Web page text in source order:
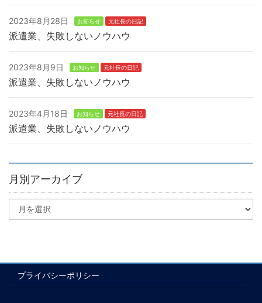
2023年8月28日 お知らせ 元社長の日記
派遣業、失敗しないノウハウ
2023年8月9日 お知らせ 元社長の日記
派遣業、失敗しないノウハウ
2023年4月18日 お知らせ 元社長の日記
派遣業、失敗しないノウハウ
月別アーカイブ
プライバシーポリシー